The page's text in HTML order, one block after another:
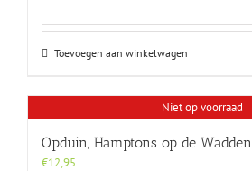
Toevoegen aan winkelwagen
Niet op voorraad
Opduin, Hamptons op de Wadden
€12,95